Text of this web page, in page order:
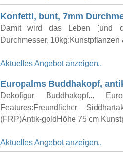
Konfetti, bunt, 7mm
Damit wird das Leben (und
Durchmesser,
Aktuelles Angebot anzeigen..
Europalms Buddhakopf,
Dekofigur Buddhakopf...
Features:Freundlicher
(FRP)Antik-goldHöhe 75 cm
Aktuelles Angebot anzeigen..